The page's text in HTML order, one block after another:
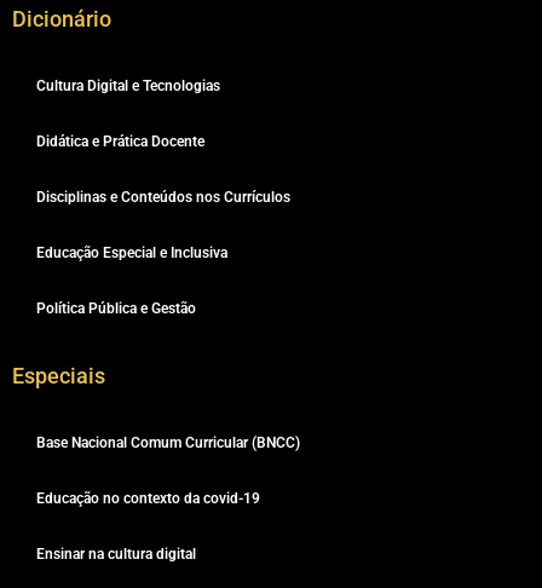
Dicionário
Cultura Digital e Tecnologias
Didática e Prática Docente
Disciplinas e Conteúdos nos Currículos
Educação Especial e Inclusiva
Política Pública e Gestão
Especiais
Base Nacional Comum Curricular (BNCC)
Educação no contexto da covid-19
Ensinar na cultura digital